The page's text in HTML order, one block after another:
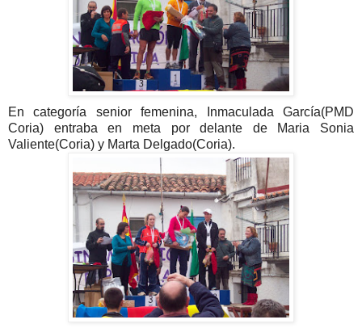
En categoría senior femenina, Inmaculada García(PMD
Coria) entraba en meta por delante de Maria Sonia
Valiente(Coria) y Marta Delgado(Coria).